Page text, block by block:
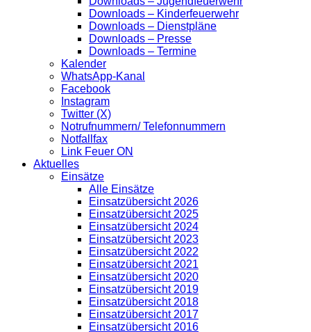
Downloads – Kinderfeuerwehr
Downloads – Dienstpläne
Downloads – Presse
Downloads – Termine
Kalender
WhatsApp-Kanal
Facebook
Instagram
Twitter (X)
Notrufnummern/ Telefonnummern
Notfallfax
Link Feuer ON
Aktuelles
Einsätze
Alle Einsätze
Einsatzübersicht 2026
Einsatzübersicht 2025
Einsatzübersicht 2024
Einsatzübersicht 2023
Einsatzübersicht 2022
Einsatzübersicht 2021
Einsatzübersicht 2020
Einsatzübersicht 2019
Einsatzübersicht 2018
Einsatzübersicht 2017
Einsatzübersicht 2016